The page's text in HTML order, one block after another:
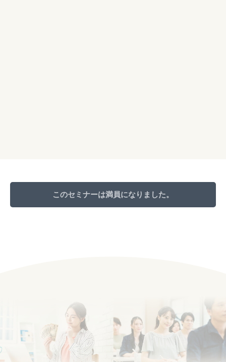
このセミナーは満員になりました。